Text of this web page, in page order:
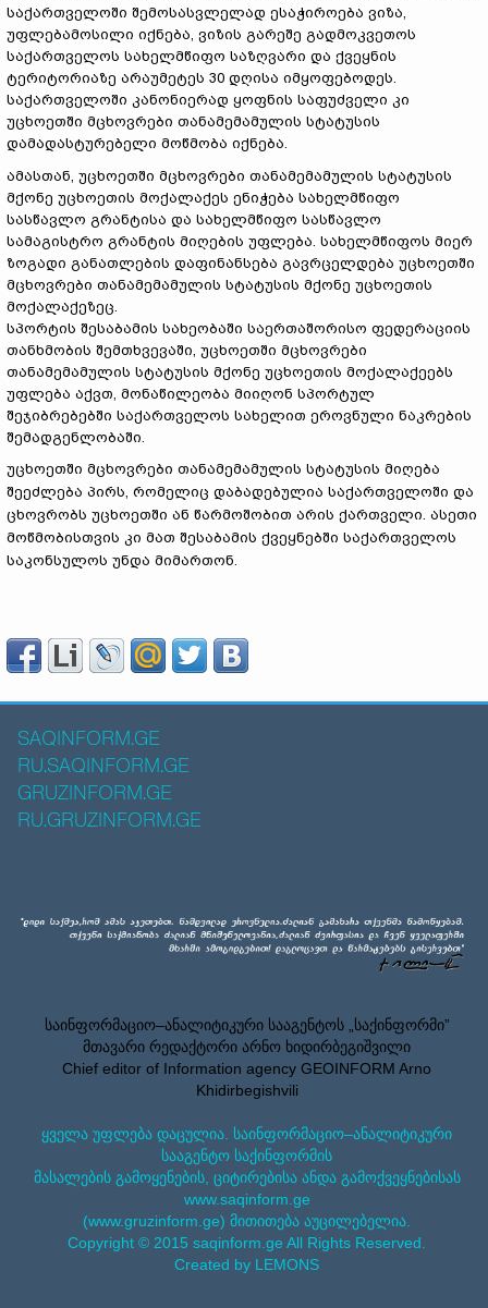
საქართველოში შემოსასვლელად ესაჭიროება ვიზა,
უფლებამოსილი იქნება, ვიზის გარეშე გადმოკვეთოს
საქართველოს სახელმწიფო საზღვარი და ქვეყნის
ტერიტორიაზე არაუმეტეს 30 დღისა იმყოფებოდეს.
საქართველოში კანონიერად ყოფნის საფუძველი კი
უცხოეთში მცხოვრები თანამემამულის სტატუსის
დამადასტურებელი მოწმობა იქნება.
ამასთან, უცხოეთში მცხოვრები თანამემამულის სტატუსის
მქონე უცხოეთის მოქალაქეს ენიჭება სახელმწიფო
სასწავლო გრანტისა და სახელმწიფო სასწავლო
სამაგისტრო გრანტის მიღების უფლება. სახელმწიფოს მიერ
ზოგადი განათლების დაფინანსება გავრცელდება უცხოეთში
მცხოვრები თანამემამულის სტატუსის მქონე უცხოეთის
მოქალაქეზეც.
სპორტის შესაბამის სახეობაში საერთაშორისო ფედერაციის
თანხმობის შემთხვევაში, უცხოეთში მცხოვრები
თანამემამულის სტატუსის მქონე უცხოეთის მოქალაქეებს
უფლება აქვთ, მონაწილეობა მიიღონ სპორტულ
შეჯიბრებებში საქართველოს სახელით ეროვნული ნაკრების
შემადგენლობაში.
უცხოეთში მცხოვრები თანამემამულის სტატუსის მიღება
შეეძლება პირს, რომელიც დაბადებულია საქართველოში და
ცხოვრობს უცხოეთში ან წარმოშობით არის ქართველი. ასეთი
მოწმობისთვის კი მათ შესაბამის ქვეყნებში საქართველოს
საკონსულოს უნდა მიმართონ.
SAQINFORM.GE
RU.SAQINFORM.GE
GRUZINFORM.GE
RU.GRUZINFORM.GE
საინფორმაციო–ანალიტიკური სააგენტოს „საქინფორმი”
მთავარი რედაქტორი არნო ხიდირბეგიშვილი
Chief editor of Information agency GEOINFORM Arno
Khidirbegishvili
ყველა უფლება დაცულია. საინფორმაციო–ანალიტიკური
სააგენტო საქინფორმის
მასალების გამოყენების, ციტირებისა ანდა გამოქვეყნებისას
www.saqinform.ge
(www.gruzinform.ge) მითითება აუცილებელია.
Copyright © 2015 saqinform.ge All Rights Reserved.
Created by LEMONS